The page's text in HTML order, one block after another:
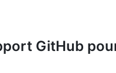
GitHub